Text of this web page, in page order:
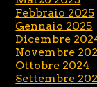
Febbraio 2025
Gennaio 2025
Dicembre
Novembre
Ottobre 2024
Settembre